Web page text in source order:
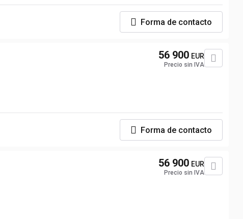
Forma de contacto
56 900 EUR
Precio sin IVA
Forma de contacto
56 900 EUR
Precio sin IVA